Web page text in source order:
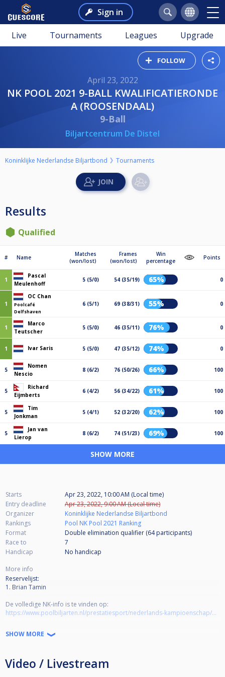
Sign in
Live Tournaments Leagues Upgrade
FOLLOW
April 23, 2022
NK POOL 2021 9-BALL KWALIFICATIERONDE
A (ROOSENDAAL)
9-Ball
Biljartcentrum De Distel
Koninklijke Nederlandse Biljartbond Tournaments
Results
Qualified
# Name
Matches
(won/lost)
Frames
(won/lost)
Win
percentage
Points
1
Pascal
Meulenhoff
5 (5/0) 54 (35/19) 65% 0
1
OC Chan
Poolcafé
Delfshaven
6 (5/1) 69 (38/31) 55% 0
1
Marco
Teutscher
5 (5/0) 46 (35/11) 76% 0
1 Ivar Saris 5 (5/0) 47 (35/12) 74% 0
5
Nomen
Nescio
8 (6/2) 76 (50/26) 66% 100
5
Richard
Eijmberts
6 (4/2) 56 (34/22) 61% 100
5
Tim
Jonkman
5 (4/1) 52 (32/20) 62% 100
5
Jan van
Lierop
8 (6/2) 74 (51/23) 69% 100
SHOW MORE
Starts
Apr 23, 2022, 10:00 AM (Local time)
Entry deadline
Apr 23, 2022, 9:00 AM (Local time)
Organizer
Koninklijke Nederlandse Biljartbond
Rankings
Pool NK Pool 2021 Ranking
Format
Double elimination qualifier (64participants)
Race to
7
Handicap
No handicap
More info
Reservelijst:
1. Brian Tamin
De volledige NK-info is te vinden op:
https://www.poolbiljarten.nl/prestatiesport/nederlands-kampioenschap/nk-pool
Het protocol/reglement is te vinden op:
De belangrijkste zaken in het kort:
SHOW MORE
Video / Livestream